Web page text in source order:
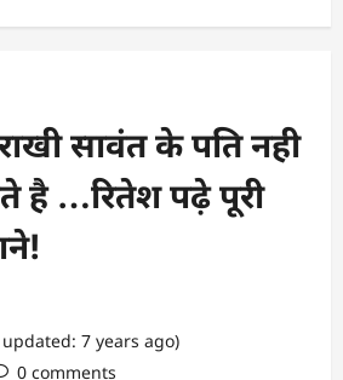
सावंत के पति नही
है …रितेश पढ़े पूरी
7 years ago)
0 comments